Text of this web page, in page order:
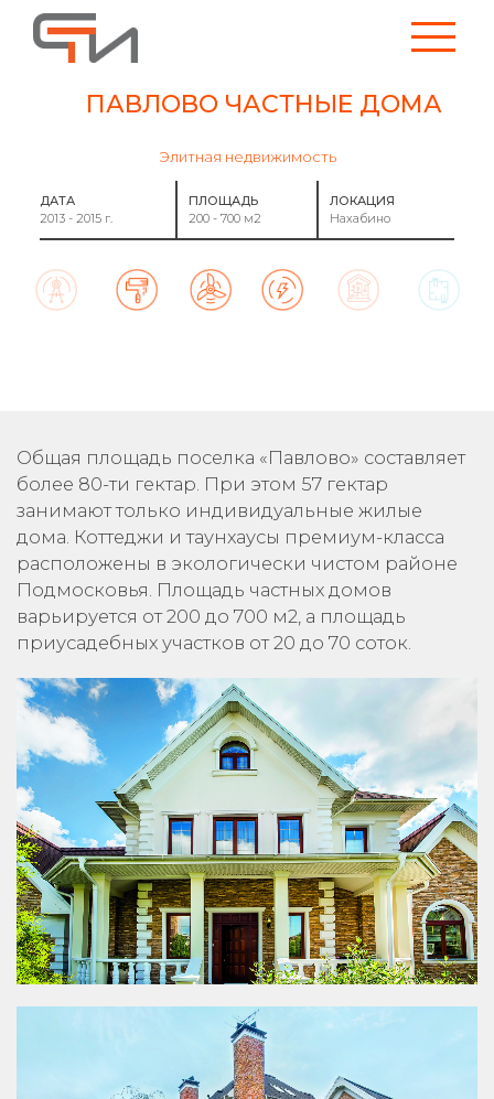
Элитная недвижимость
ПАВЛОВО ЧАСТНЫЕ ДОМА
ДАТА
2013 - 2015 г.
ПЛОЩАДЬ
200 - 700 м2
ЛОКАЦИЯ
Нахабино
Общая площадь поселка «Павлово» составляет
более 80-ти гектар. При этом 57 гектар
занимают только индивидуальные жилые
дома. Коттеджи и таунхаусы премиум-класса
расположены в экологически чистом районе
Подмосковья. Площадь частных домов
варьируется от 200 до 700 м2, а площадь
приусадебных участков от 20 до 70 соток.